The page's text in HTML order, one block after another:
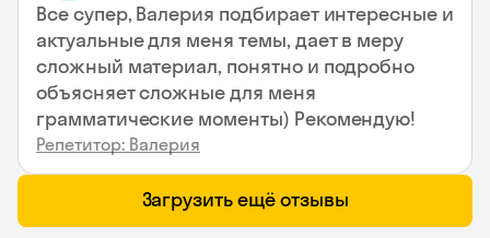
Все супер, Валерия подбирает интересные и
актуальные для меня темы, дает в меру
сложный материал, понятно и подробно
объясняет сложные для меня
грамматические моменты) Рекомендую!
Репетитор: Валерия
Загрузить ещё отзывы